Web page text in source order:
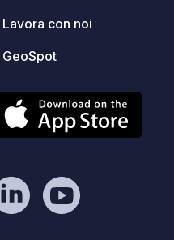
Lavora con noi
GeoSpot